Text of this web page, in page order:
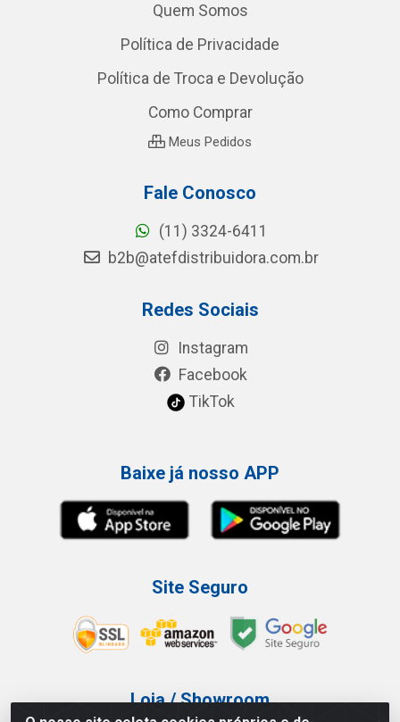
Quem Somos
Política de Privacidade
Política de Troca e Devolução
Como Comprar
Meus Pedidos
Fale Conosco
(11) 3324-6411
b2b@atefdistribuidora.com.br
Redes Sociais
Instagram
Facebook
TikTok
Baixe já nosso APP
Site Seguro
Loja / Showroom